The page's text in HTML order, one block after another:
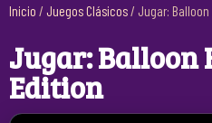
Inicio / Juegos Clásicos/ Jugar:
Jugar: Balloon
Edition